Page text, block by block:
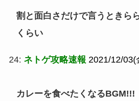
割と面白さだけで言うときら
くらい
24: ネトゲ攻略速報 2021/12/03(
カレーを食べたくなるBGM!!!